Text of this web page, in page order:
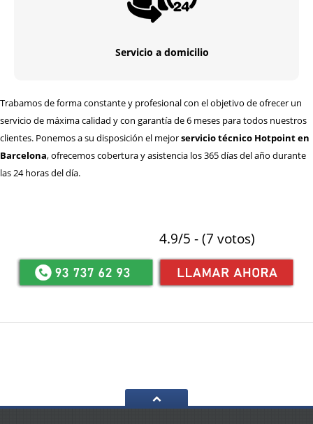
Servicio a domicilio
Trabamos de forma constante y profesional con el objetivo de ofrecer un
servicio de máxima calidad y con garantía de 6 meses para todos nuestros
clientes. Ponemos a su disposición el mejorservicio técnico Hotpoint en
Barcelona, ofrecemos cobertura y asistencia los 365 días del año durante
las 24 horas del día.
4.9/5 - (7 votos)